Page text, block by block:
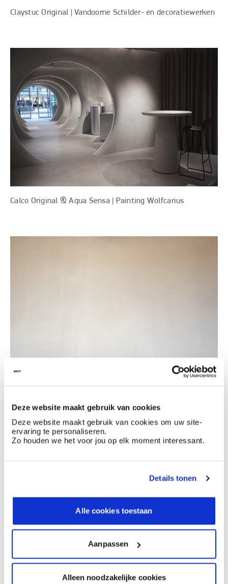
Deze website maakt gebruik van cookies
Deze website maakt gebruik van cookies om uw site-
ervaring te personaliseren.
Zo houden we het voor jou op elk moment interessant.
Details tonen
Alle cookies toestaan
Aanpassen
Alleen noodzakelijke cookies
Claystuc Original | Vandoorne Schilder- en decoratiewerken
Calco Original & Aqua Sensa | Painting Wolfcarius
Claystuc Original | Vandoorne Schilder- en decoratiewerken